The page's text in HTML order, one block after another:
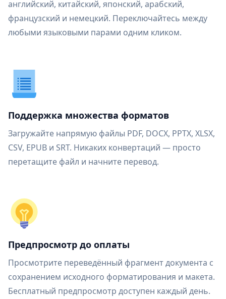
английский, китайский, японский, арабский,
французский и немецкий. Переключайтесь между
любыми языковыми парами одним кликом.
Поддержка множества форматов
Загружайте напрямую файлы PDF, DOCX, PPTX, XLSX,
CSV, EPUB и SRT. Никаких конвертаций — просто
перетащите файл и начните перевод.
Предпросмотр до оплаты
Просмотрите переведённый фрагмент документа с
сохранением исходного форматирования и макета.
Бесплатный предпросмотр доступен каждый день.